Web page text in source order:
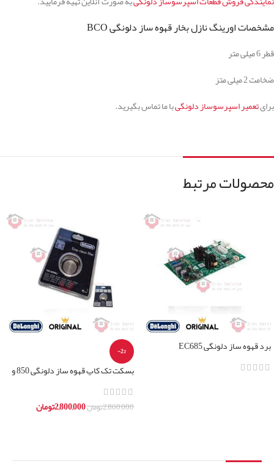
مشخصات اورینگ نازل بخار قهوه ساز دلونگی BCO
قطر 6 میلی متر
ضخامت 2 میلی متز
برایتعمیر اسپرسوساز دلونگیبا ما تماس بگیرید.
محصولات مرتبط
برد قهوه ساز دلونگی EC685 -2%
بسکت تک کاپ قهوه ساز دلونگی 850 و
685
2,860,000تومان2,800,000تومان